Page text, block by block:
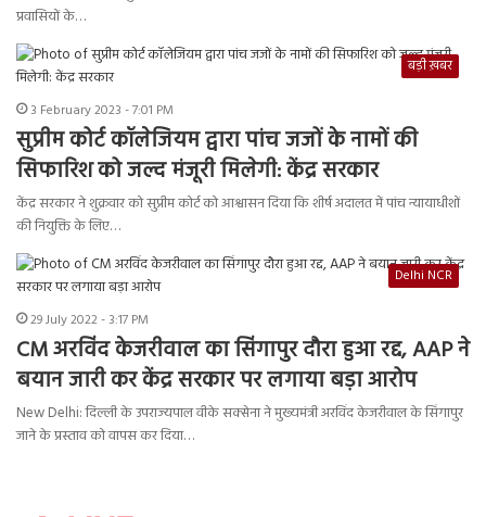
प्रवासियों के…
बड़ी ख़बर
3 February 2023 - 7:01 PM
सुप्रीम कोर्ट कॉलेजियम द्वारा पांच जजों के नामों की
सिफारिश को जल्द मंजूरी मिलेगी: केंद्र सरकार
केंद्र सरकार ने शुक्रवार को सुप्रीम कोर्ट को आश्वासन दिया कि शीर्ष अदालत में पांच न्यायाधीशों
की नियुक्ति के लिए…
Delhi NCR
29 July 2022 - 3:17 PM
CM अरविंद केजरीवाल का सिंगापुर दौरा हुआ रद्द, AAP ने
बयान जारी कर केंद्र सरकार पर लगाया बड़ा आरोप
New Delhi: दिल्ली के उपराज्यपाल वीके सक्सेना ने मुख्यमंत्री अरविंद केजरीवाल के सिंगापुर
जाने के प्रस्ताव को वापस कर दिया…